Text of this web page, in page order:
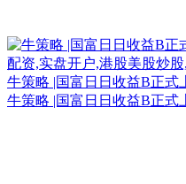
牛策略 |国富日日收益B正式
牛策略 |国富日日收益B正式